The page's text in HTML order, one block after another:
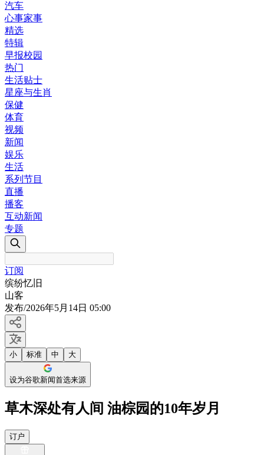
汽车
心事家事
精选
特辑
早报校园
热门
生活贴士
星座与生肖
保健
体育
视频
新闻
娱乐
生活
系列节目
直播
播客
互动新闻
专题
订阅
缤纷忆旧
山客
发布/2026年5月14日 05:00
小 标准 中 大
设为谷歌新闻首选来源
草木深处有人间 油棕园的10年岁月
订户